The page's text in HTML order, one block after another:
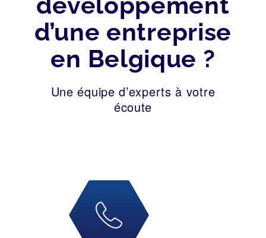
d’une entreprise
en Belgique ?
Une équipe d’experts à votre
écoute